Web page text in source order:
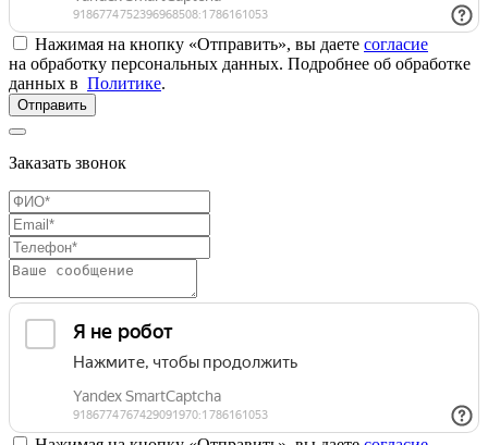
Нажимая на кнопку «Отправить», вы даете согласие
на обработку персональных данных. Подробнее об обработке
данных в Политике.
Отправить
Заказать звонок